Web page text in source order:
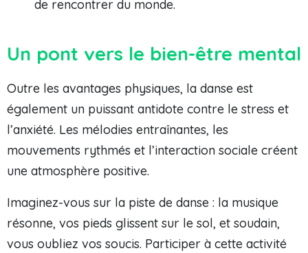
de rencontrer du monde.
Un pont vers le bien-être mental
Outre les avantages physiques, la danse est
également un puissant antidote contre le stress et
l’anxiété. Les mélodies entraînantes, les
mouvements rythmés et l’interaction sociale créent
une atmosphère positive.
Imaginez-vous sur la piste de danse : la musique
résonne, vos pieds glissent sur le sol, et soudain,
vous oubliez vos soucis. Participer à cette activité